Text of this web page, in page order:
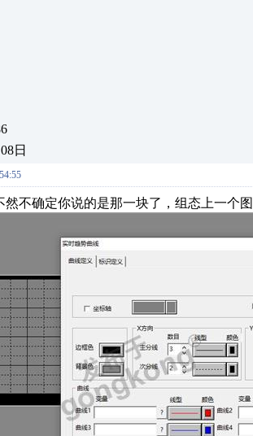
日
然不确定你说的是那一块了，组态上一个